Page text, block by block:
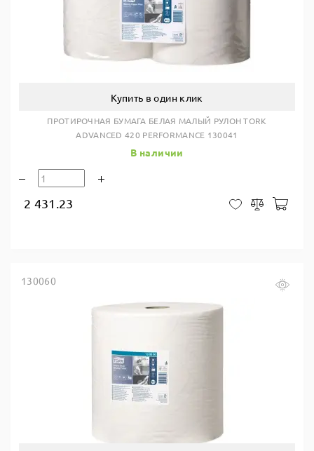
Купить в один клик
ПРОТИРОЧНАЯ БУМАГА БЕЛАЯ МАЛЫЙ РУЛОН TORK
ADVANCED 420 PERFORMANCE 130041
В наличии
2 431.23 В закладки
Сравнить
130060